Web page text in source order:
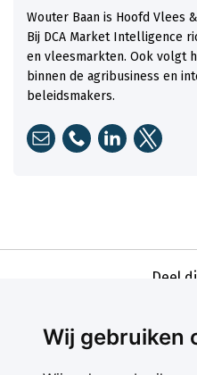
Wij gebruiken
Wouter Baan is Hoofd Vlees
Bij DCA Market Intelligence
en vleesmarkten. Ook volgt
binnen de agribusiness en
beleidsmakers.
Deel